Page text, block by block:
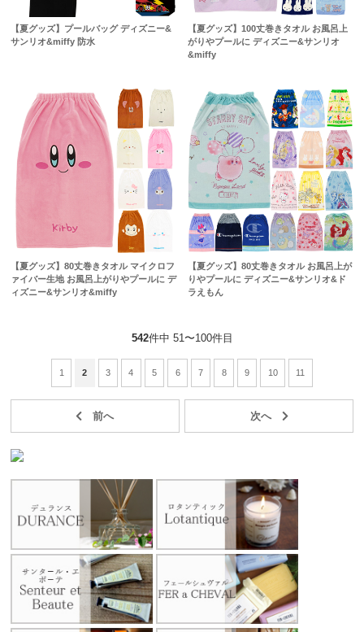
【夏グッズ】プールバッグ ディズニー&
サンリオ&miffy 防水
【夏グッズ】100丈巻きタオル お風呂上
がりやプールに ディズニー&サンリオ
&miffy
【夏グッズ】80丈巻きタオル マイクロフ
ァイバー生地 お風呂上がりやプールに デ
ィズニー&サンリオ&miffy
【夏グッズ】80丈巻きタオル お風呂上が
りやプールに ディズニー&サンリオ&ド
ラえもん
542件中 51〜100件目
1 2 3 4 5 6 7 8 9 10 11